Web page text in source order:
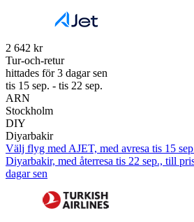
2 642 kr
Tur-och-retur
hittades för 3 dagar sen
tis 15 sep. - tis 22 sep.
ARN
Stockholm
DIY
Diyarbakir
Välj flyg med AJET, med avresa tis 15
Diyarbakir, med återresa tis 22 sep., till
dagar sen